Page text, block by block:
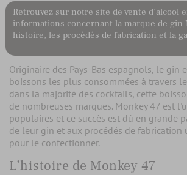
Retrouvez sur notre site de vente d’alcool
informations concernant la marque de gin
histoire, les procédés de fabrication et la
Originaire des Pays-Bas espagnols, le gin
boissons les plus consommées à travers
dans la majorité des cocktails, cette
de nombreuses marques. Monkey 47 est
populaires et ce succès est dû en grande
de leur gin et aux procédés de fabrication
pour le confectionner.
L’histoire de Monkey 47